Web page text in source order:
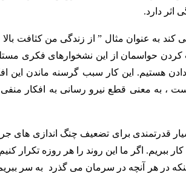
اثر دارد.
به عنوان مثال ” از زندگی من کثافت
کردن حواسمان از این نشخوارهای فکری
هستیم. این کار سبب گرسنه ماندن این
، به معنی قطع نیرو رسانی به افکار
قدرتمندی برای تضعیف چنگ اندازی های
ببریم. اگر ما این روند را هر روزه تکرار
در هر آنچه در سرمان می گذرد به سر